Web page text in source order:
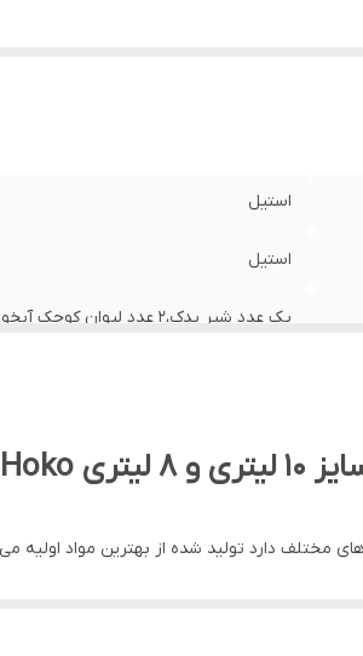
استیل
استیل
یک عدد شیر یدک،۲ عدد لیوان کوچک آبخوری و پایه ۳ تایی کلمن
مختلف دارد تولید شده از بهترین مواد